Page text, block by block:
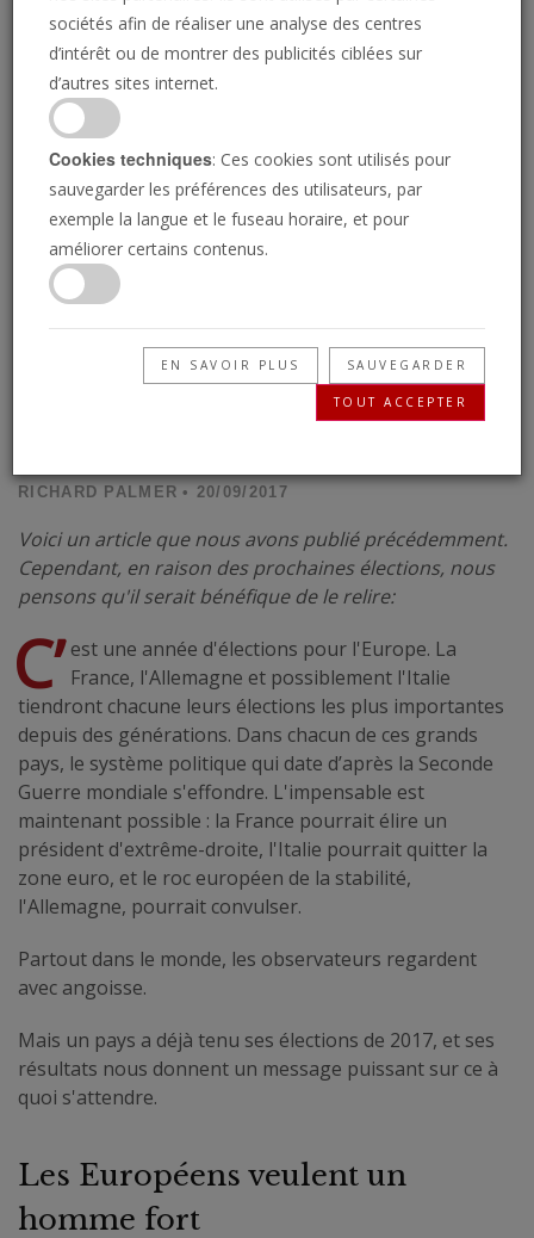
ISTOCK.COM/RICHTERFOTO
Comment l'Europe «
gagne » contre
l'extrême-droite
Si vous ne pouvez pas les battre …
RICHARD PALMER • 20/09/2017
Voici un article que nous avons publié précédemment.
Cependant, en raison des prochaines élections, nous
pensons qu'il serait bénéfique de le relire:
C’ est une année d'élections pour l'Europe. La
France, l'Allemagne et possiblement l'Italie
tiendront chacune leurs élections les plus importantes
depuis des générations. Dans chacun de ces grands
pays, le système politique qui date d’après la Seconde
Guerre mondiale s'effondre. L'impensable est
maintenant possible : la France pourrait élire un
président d'extrême-droite, l'Italie pourrait quitter la
zone euro, et le roc européen de la stabilité,
l'Allemagne, pourrait convulser.
Partout dans le monde, les observateurs regardent
avec angoisse.
Mais un pays a déjà tenu ses élections de 2017, et ses
résultats nous donnent un message puissant sur ce à
quoi s'attendre.
Les Européens veulent un
homme fort
sociétés afin de réaliser une analyse des centres
d’intérêt ou de montrer des publicités ciblées sur
d’autres sites internet.
Cookies techniques: Ces cookies sont utilisés pour
sauvegarder les préférences des utilisateurs, par
exemple la langue et le fuseau horaire, et pour
améliorer certains contenus.
EN SAVOIR PLUS SAUVEGARDER
TOUT ACCEPTER